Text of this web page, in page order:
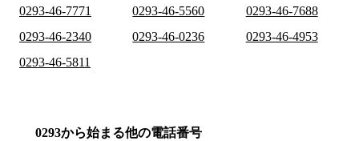
0293-46-7771
0293-46-5560
0293-46-7688
0293-46-2340
0293-46-0236
0293-46-4953
0293-46-5811
0293から始まる他の電話番号